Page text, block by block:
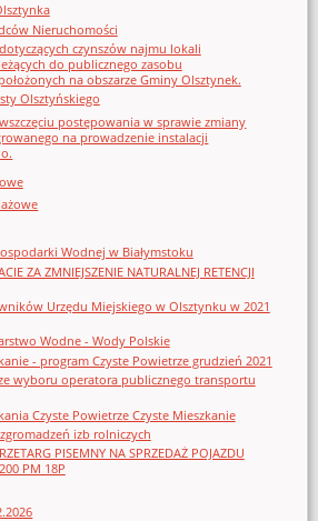
Nieruchomości
czynszów najmu lokali
do publicznego zasobu
na obszarze Gminy Olsztynek.
Olsztyńskiego
postępowania w sprawie zmiany
na prowadzenie instalacji
Wodnej w Białymstoku
ZA ZMNIEJSZENIE NATURALNEJ RETENCJI
Urzędu Miejskiego w Olsztynku w 2021
Wodne - Wody Polskie
- program Czyste Powietrze grudzień 2021
wyboru operatora publicznego transportu
Czyste Powietrze Czyste Mieszkanie
izb rolniczych
PISEMNY NA SPRZEDAŻ POJAZDU
PM 18P